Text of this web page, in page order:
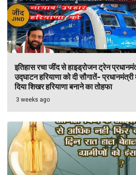
इतिहास रचा जींद से हाइड्रोजन ट्रेन
उद्घाटन हरियाणा को दी सौगातें-
दिया शिखर हरियाणा बनाने का तोहफा
3 weeks ago